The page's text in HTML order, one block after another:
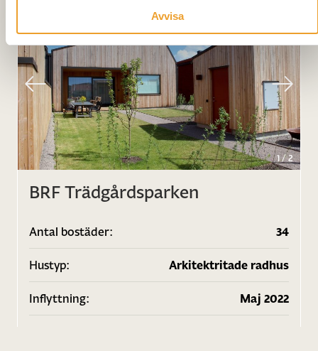
Avvisa
1/2
BRF Trädgårdsparken
Antal bostäder: 34
Hustyp: Arkitektritade radhus
Inflyttning: Maj 2022